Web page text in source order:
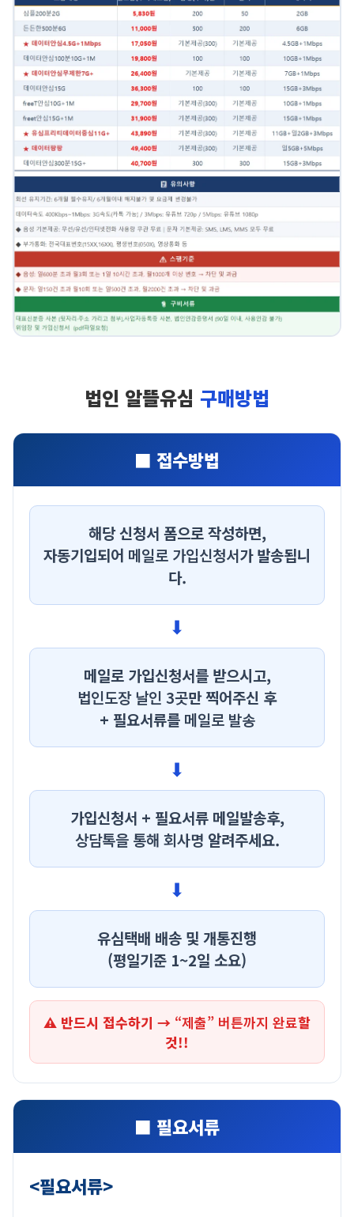
법인 알뜰유심 구매방법
■ 접수방법
해당 신청서 폼으로 작성하면,
자동기입되어 메일로 가입신청서가 발송됩니
다.
⬇
메일로 가입신청서를 받으시고,
법인도장 날인 3곳만 찍어주신 후
+ 필요서류를 메일로 발송
⬇
가입신청서 + 필요서류 메일발송후,
상담톡을 통해 회사명 알려주세요.
⬇
유심택배 배송 및 개통진행
(평일기준 1~2일 소요)
⚠ 반드시 접수하기 → “제출” 버튼까지 완료할
것!!
■ 필요서류
<필요서류>